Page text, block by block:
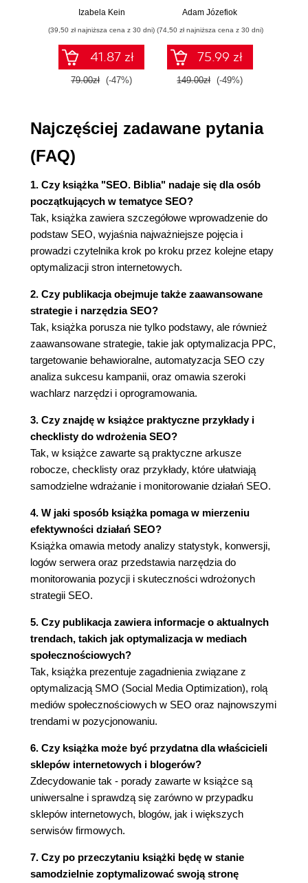
Ocena witryny (43)
Zakończenie planu (44)
Aktualizacja (44)
Co to jest SEO organiczne? (45)
Jak uzyskać SEO organiczne? (46)
Linki wewnętrzne i zewnętrzne (47)
Interaktywność witryny (49)
Część II: Strategie SEO (51)
Rozdział 3. Budowanie witryny dla SEO (53)
Zanim zbudujesz swoją witrynę (54)
Poznaj swój cel (54)
Elementy strony (55)
Optymalizacja witryny (58)
Czy hosting jest ważny? (59)
Jak nazwać domenę? (59)
Pojęcie użyteczności (60)
Komponenty witryny przyjaznej dla SEO (62)
Strony wejściowe i wyjściowe (63)
Zastosowanie solidnych tytułów (65)
Zawartość witryny (66)
Jak rozwiązać problemy z niektórymi stronami?
(68)
Utrapienie z portalami (68)
Wybredne ramki (70)
Kapryśne pliki cookie (70)
JavaScript (71)
Inne problemy związane z projektowaniem witryny
(73)
Maskowanie domeny (73)
Powielanie treści (73)
Strony ukryte (74)
Po zbudowaniu witryny (74)
Strzeż się złodziei treści (75)
Aktualizacje witryny (75)
Rozdział 4. Słowa kluczowe a witryna (77)
Znaczenie słów kluczowych (78)
Pojęcie heurystyki (79)
Wykorzystanie treści linków (82)
Wybór właściwych słów kluczowych (83)
Jaka jest prawidłowa gęstość słów kluczowych?
(84)
(86)
Unikanie przeładowania słowami kluczowymi (87)
przykłady i
Izabela Kein
(39,50 zł najniższa cena z 30 dni)
41.87 zł
79.00zł (-47%)
Adam Józefiok
(74,50 zł najniższa cena z 30 dni)
75.99 zł
149.00zł (-49%)
Najczęściej zadawane pytania
(FAQ)
1. Czy książka "SEO. Biblia" nadaje się dla osób
początkujących w tematyce SEO?
Tak, książka zawiera szczegółowe wprowadzenie do
podstaw SEO, wyjaśnia najważniejsze pojęcia i
prowadzi czytelnika krok po kroku przez kolejne etapy
optymalizacji stron internetowych.
2. Czy publikacja obejmuje także zaawansowane
strategie i narzędzia SEO?
Tak, książka porusza nie tylko podstawy, ale również
zaawansowane strategie, takie jak optymalizacja PPC,
targetowanie behawioralne, automatyzacja SEO czy
analiza sukcesu kampanii, oraz omawia szeroki
wachlarz narzędzi i oprogramowania.
3. Czy znajdę w książce praktyczne przykłady i
checklisty do wdrożenia SEO?
Tak, w książce zawarte są praktyczne arkusze
robocze, checklisty oraz przykłady, które ułatwiają
samodzielne wdrażanie i monitorowanie działań SEO.
4. W jaki sposób książka pomaga w mierzeniu
efektywności działań SEO?
Książka omawia metody analizy statystyk, konwersji,
logów serwera oraz przedstawia narzędzia do
monitorowania pozycji i skuteczności wdrożonych
strategii SEO.
5. Czy publikacja zawiera informacje o aktualnych
trendach, takich jak optymalizacja w mediach
społecznościowych?
Tak, książka prezentuje zagadnienia związane z
optymalizacją SMO (Social Media Optimization), rolą
mediów społecznościowych w SEO oraz najnowszymi
trendami w pozycjonowaniu.
6. Czy książka może być przydatna dla właścicieli
sklepów internetowych i blogerów?
Zdecydowanie tak - porady zawarte w książce są
uniwersalne i sprawdzą się zarówno w przypadku
sklepów internetowych, blogów, jak i większych
serwisów firmowych.
7. Czy po przeczytaniu książki będę w stanie
samodzielnie zoptymalizować swoją stronę